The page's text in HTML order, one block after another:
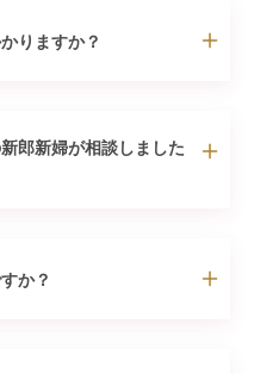
りますか？
郎新婦が相談しました
か？